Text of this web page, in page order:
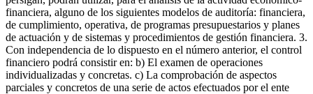
financiera, alguno de los siguientes modelos de auditoría: financiera,
de cumplimiento, operativa, de programas presupuestarios y planes
de actuación y de sistemas y procedimientos de gestión financiera. 3.
Con independencia de lo dispuesto en el número anterior, el control
financiero podrá consistir en: b) El examen de operaciones
individualizadas y concretas. c) La comprobación de aspectos
parciales y concretos de una serie de actos efectuados por el ente